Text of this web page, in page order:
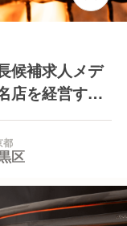
候補求人メデ
店を経営する
独立・各種
制度など遇
都
区